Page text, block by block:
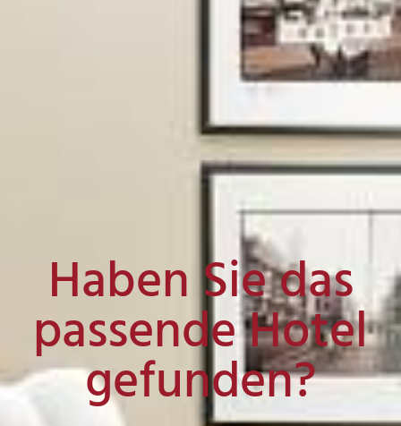
Haben Sie das
passende Hotel
gefunden?